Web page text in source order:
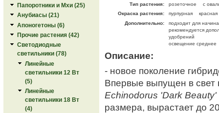
Папоротники и Мхи (25)
Анубиасы (21)
Апоногетоны (6)
Прочие растения (42)
Светодиодные
светильники (78)
Линейные
светильники 12 Вт
(5)
Линейные
светильники 18 Вт
(4)
Тип растения:
розеточное
с
Окраска растения:
пурпурная
Дополнительно:
подходит для
рекомендуется
удобрений
освещение среднее
Описание:
- новое поколение
Впервые выпущен в свет
Echinodorus 'Dark Beauty'
размера, вырастает до